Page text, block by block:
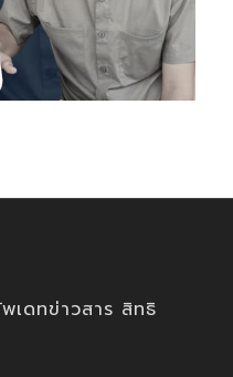
ดทข่าวสาร สิทธิ